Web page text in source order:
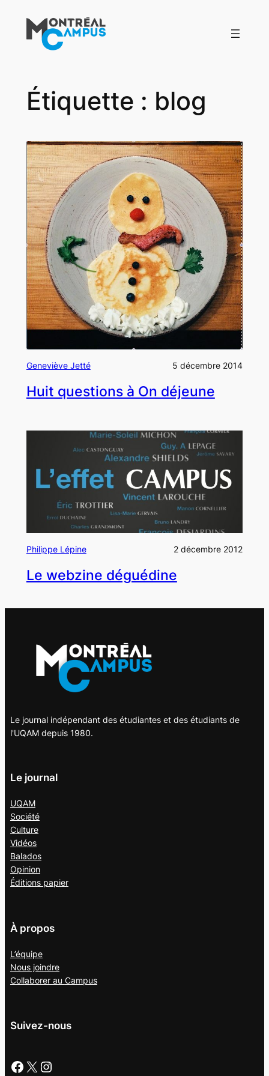
contenu
Étiquette : blog
Geneviève Jetté 5 décembre 2014
Huit questions à On déjeune
Philippe Lépine 2 décembre 2012
Le webzine déguédine
Le journal indépendant des étudiantes et des étudiants de
l'UQAM depuis 1980.
Le journal
UQAM
Société
Culture
Vidéos
Balados
Opinion
Éditions papier
À propos
L’équipe
Nous joindre
Collaborer au Campus
Suivez-nous
Facebook X Instagram